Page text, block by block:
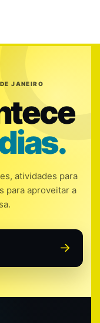
JANEIRO
atividades para
para aproveitar a